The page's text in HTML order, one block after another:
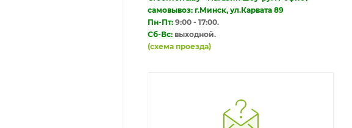
самовывоз: г.Минск, ул.Карвата 89
Пн-Пт: 9:00 - 17:00.
Сб-Вс: выходной.
(схема проезда)